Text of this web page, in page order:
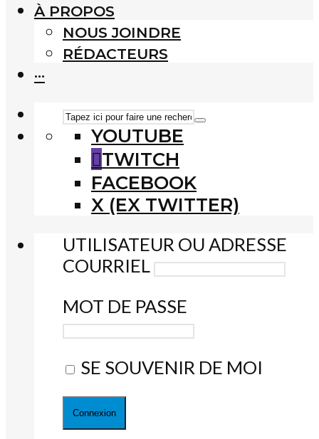
À PROPOS
NOUS JOINDRE
RÉDACTEURS
···
YOUTUBE
TWITCH
FACEBOOK
X (EX TWITTER)
UTILISATEUR OU ADRESSE
COURRIEL
MOT DE PASSE
SE SOUVENIR DE MOI